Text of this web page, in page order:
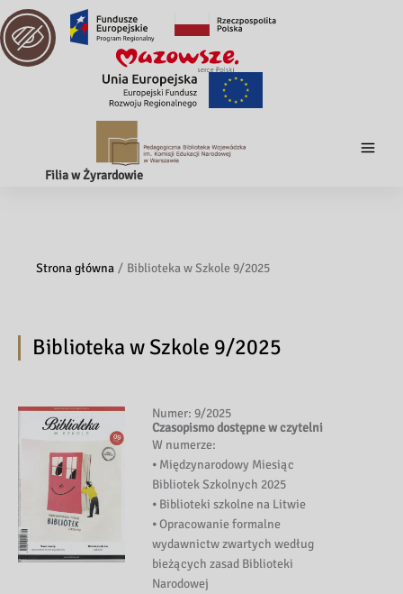
Filia w Żyrardowie
Strona główna Biblioteka w Szkole 9/2025
Biblioteka w Szkole 9/2025
Numer: 9/2025
Czasopismo dostępne w czytelni
W numerze:
⦁ Międzynarodowy Miesiąc
Bibliotek Szkolnych 2025
⦁ Biblioteki szkolne na Litwie
⦁ Opracowanie formalne
wydawnictw zwartych według
bieżących zasad Biblioteki
Narodowej